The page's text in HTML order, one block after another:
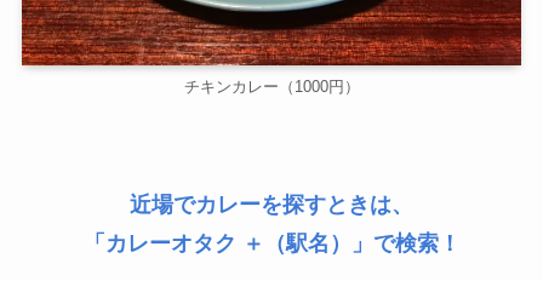
チキンカレー（1000円）
近場でカレーを探すときは、
「 カレーオタク ＋（駅名） 」で検索！